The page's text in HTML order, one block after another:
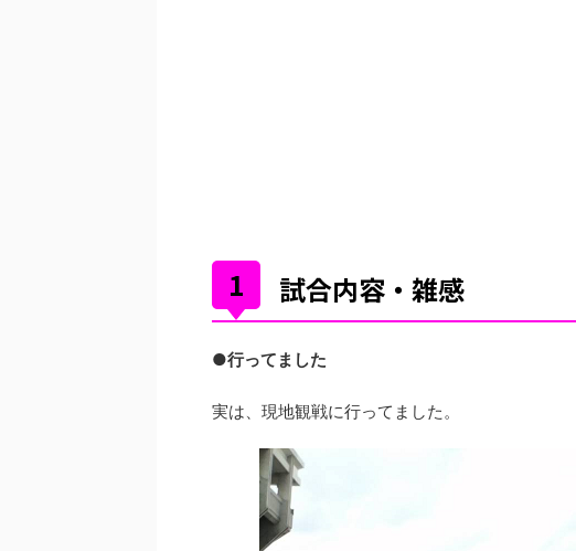
試合内容・雑感
●行ってました
実は、現地観戦に行ってました。